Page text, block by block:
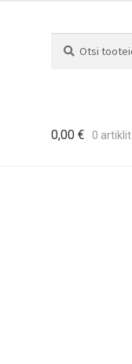
0,00 € 0 artiklit